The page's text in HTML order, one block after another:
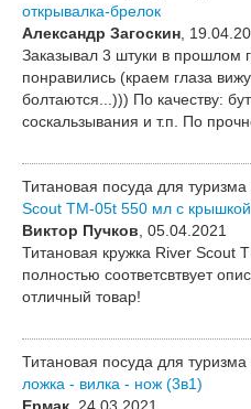
открывалка-брелок
Александр Загоскин ,
Заказывал 3 штуки в прошлом
понравились (краем глаза
болтаются...))) По качеству:
соскальзывания и т.п. По
Титановая посуда для туризма
Scout TM-05t 550 мл c крышкой
Виктор Пучков , 05.04.2021
Титановая кружка River Scout
полностью соответсвтвует
отличный товар!
Титановая посуда для туризма
ложка - вилка - нож (3в1)
Ермак , 24.03.2021